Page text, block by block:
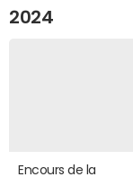
2024
Encours de la